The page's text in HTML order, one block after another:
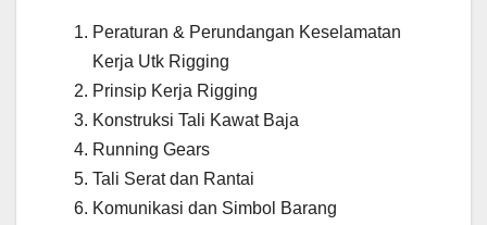
Peraturan & Perundangan Keselamatan
Kerja Utk Rigging
Prinsip Kerja Rigging
Konstruksi Tali Kawat Baja
Running Gears
Tali Serat dan Rantai
Komunikasi dan Simbol Barang